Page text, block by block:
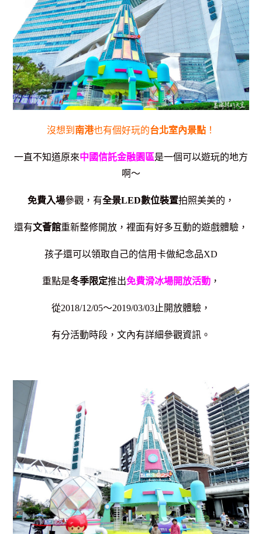
沒想到 南港也有個好玩的台北室內景點 ！
一直不知道原來中國信託金融園區是一個可以遊玩的地方
啊～
免費入場參觀，有全景LED數位裝置拍照美美的，
還有文薈館重新整修開放，裡面有好多互動的遊戲體驗，
孩子還可以領取自己的信用卡做紀念品XD
重點是冬季限定推出免費滑冰場開放活動 ，
從2018/12/05～2019/03/03止開放體驗，
有分活動時段， 文內有詳細參觀資訊。